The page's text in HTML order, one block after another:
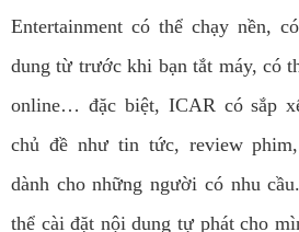
Entertainment có thể chạy nền,
dung từ trước khi bạn tắt máy, có
online… đặc biệt, ICAR có sắp
chủ đề như tin tức, review
dành cho những người có nhu
thể cài đặt nội dung tự phát cho